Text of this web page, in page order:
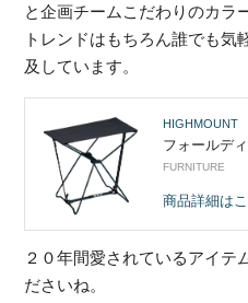
と企画チームこだわりのカラ
トレンドはもちろん誰でも気
及しています。
HIGHMOUNT
フォールデ
FURNITURE
商品詳細は
２０年間愛されているアイテ
ださいね。